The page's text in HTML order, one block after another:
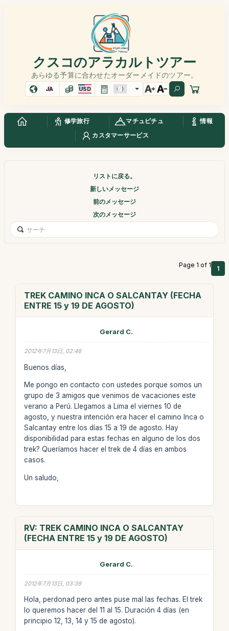
クスコのアラカルトツアー
あらゆる予算に合わせたオーダーメイドのツアー。
JA USD
修学旅行 マチュピチュ
情報
カスタマーサービス
リストに戻る。
新しいメッセージ
前のメッセージ
次のメッセージ
Page 1 of 1 1
TREK CAMINO INCA O SALCANTAY (FECHA
ENTRE 15 y 19 DE AGOSTO)
Gerard C.
2012年7月13日, 02:46
Buenos días,
Me pongo en contacto con ustedes porque somos un
grupo de 3 amigos que venimos de vacaciones este
verano a Perú. Llegamos a Lima el viernes 10 de
agosto, y nuestra intención era hacer el camino Inca o
Salcantay entre los días 15 a 19 de agosto. Hay
disponibilidad para estas fechas en alguno de los dos
trek? Queríamos hacer el trek de 4 días en ambos
casos.
Un saludo,
RV: TREK CAMINO INCA O SALCANTAY
(FECHA ENTRE 15 y 19 DE AGOSTO)
Gerard C.
2012年7月13日, 03:39
Hola, perdonad pero antes puse mal las fechas. El trek
lo queremos hacer del 11 al 15. Duración 4 días (en
principio 12, 13, 14 y 15 de agosto).